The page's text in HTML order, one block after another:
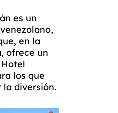
es un
en la
ofrece un
los que
la diversión.